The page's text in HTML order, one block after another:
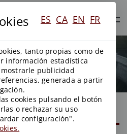
medios
ES CA EN FR
tanto propias como de
información estadística
publicidad
generada a partir
cookies pulsando el botón
o rechazar su uso
configuración".